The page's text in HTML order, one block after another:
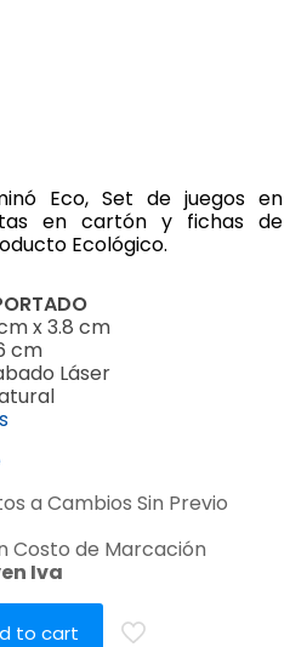
Eco, Set de juegos en
en cartón y fichas de
Ecológico.
x 3.8 cm
cm
Láser
a Cambios Sin Previo
Costo de Marcación
Iva
to cart